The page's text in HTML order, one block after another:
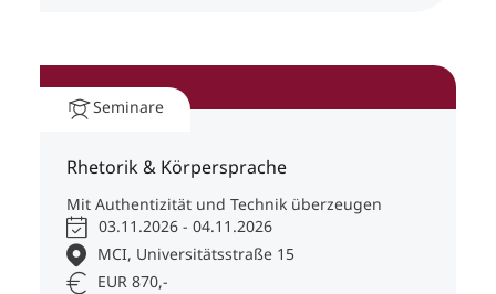
Seminare
Rhetorik & Körpersprache
Mit Authentizität und Technik überzeugen
03.11.2026 - 04.11.2026
MCI, Universitätsstraße 15
EUR 870,-